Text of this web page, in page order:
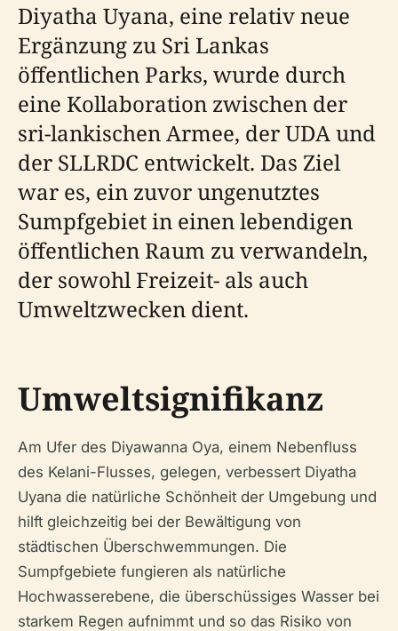
Diyatha Uyana, eine relativ neue
Ergänzung zu Sri Lankas
öffentlichen Parks, wurde durch
eine Kollaboration zwischen der
sri-lankischen Armee, der UDA und
der SLLRDC entwickelt. Das Ziel
war es, ein zuvor ungenutztes
Sumpfgebiet in einen lebendigen
öffentlichen Raum zu verwandeln,
der sowohl Freizeit- als auch
Umweltzwecken dient.
Umweltsignifikanz
Am Ufer des Diyawanna Oya, einem Nebenfluss
des Kelani-Flusses, gelegen, verbessert Diyatha
Uyana die natürliche Schönheit der Umgebung und
hilft gleichzeitig bei der Bewältigung von
städtischen Überschwemmungen. Die
Sumpfgebiete fungieren als natürliche
Hochwasserebene, die überschüssiges Wasser bei
starkem Regen aufnimmt und so das Risiko von